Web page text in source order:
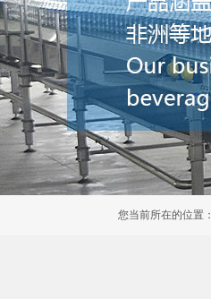
您当前所在的位置：